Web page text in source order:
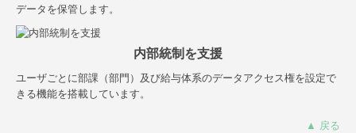
データを保管します。
内部統制を支援
ユーザごとに部課（部門）及び給与体系のデータアクセス権を設定で
きる機能を搭載しています。
▲ 戻る